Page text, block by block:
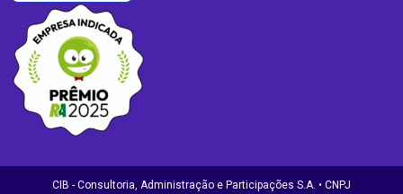
CIB - Consultoria, Administração e Participações S.A. • CNPJ